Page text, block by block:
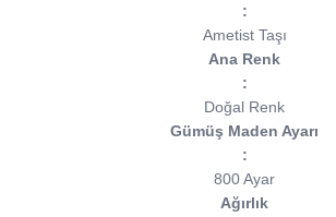
:
Ametist Taşı
Ana Renk
:
Doğal Renk
Gümüş Maden Ayarı
:
800 Ayar
Ağırlık